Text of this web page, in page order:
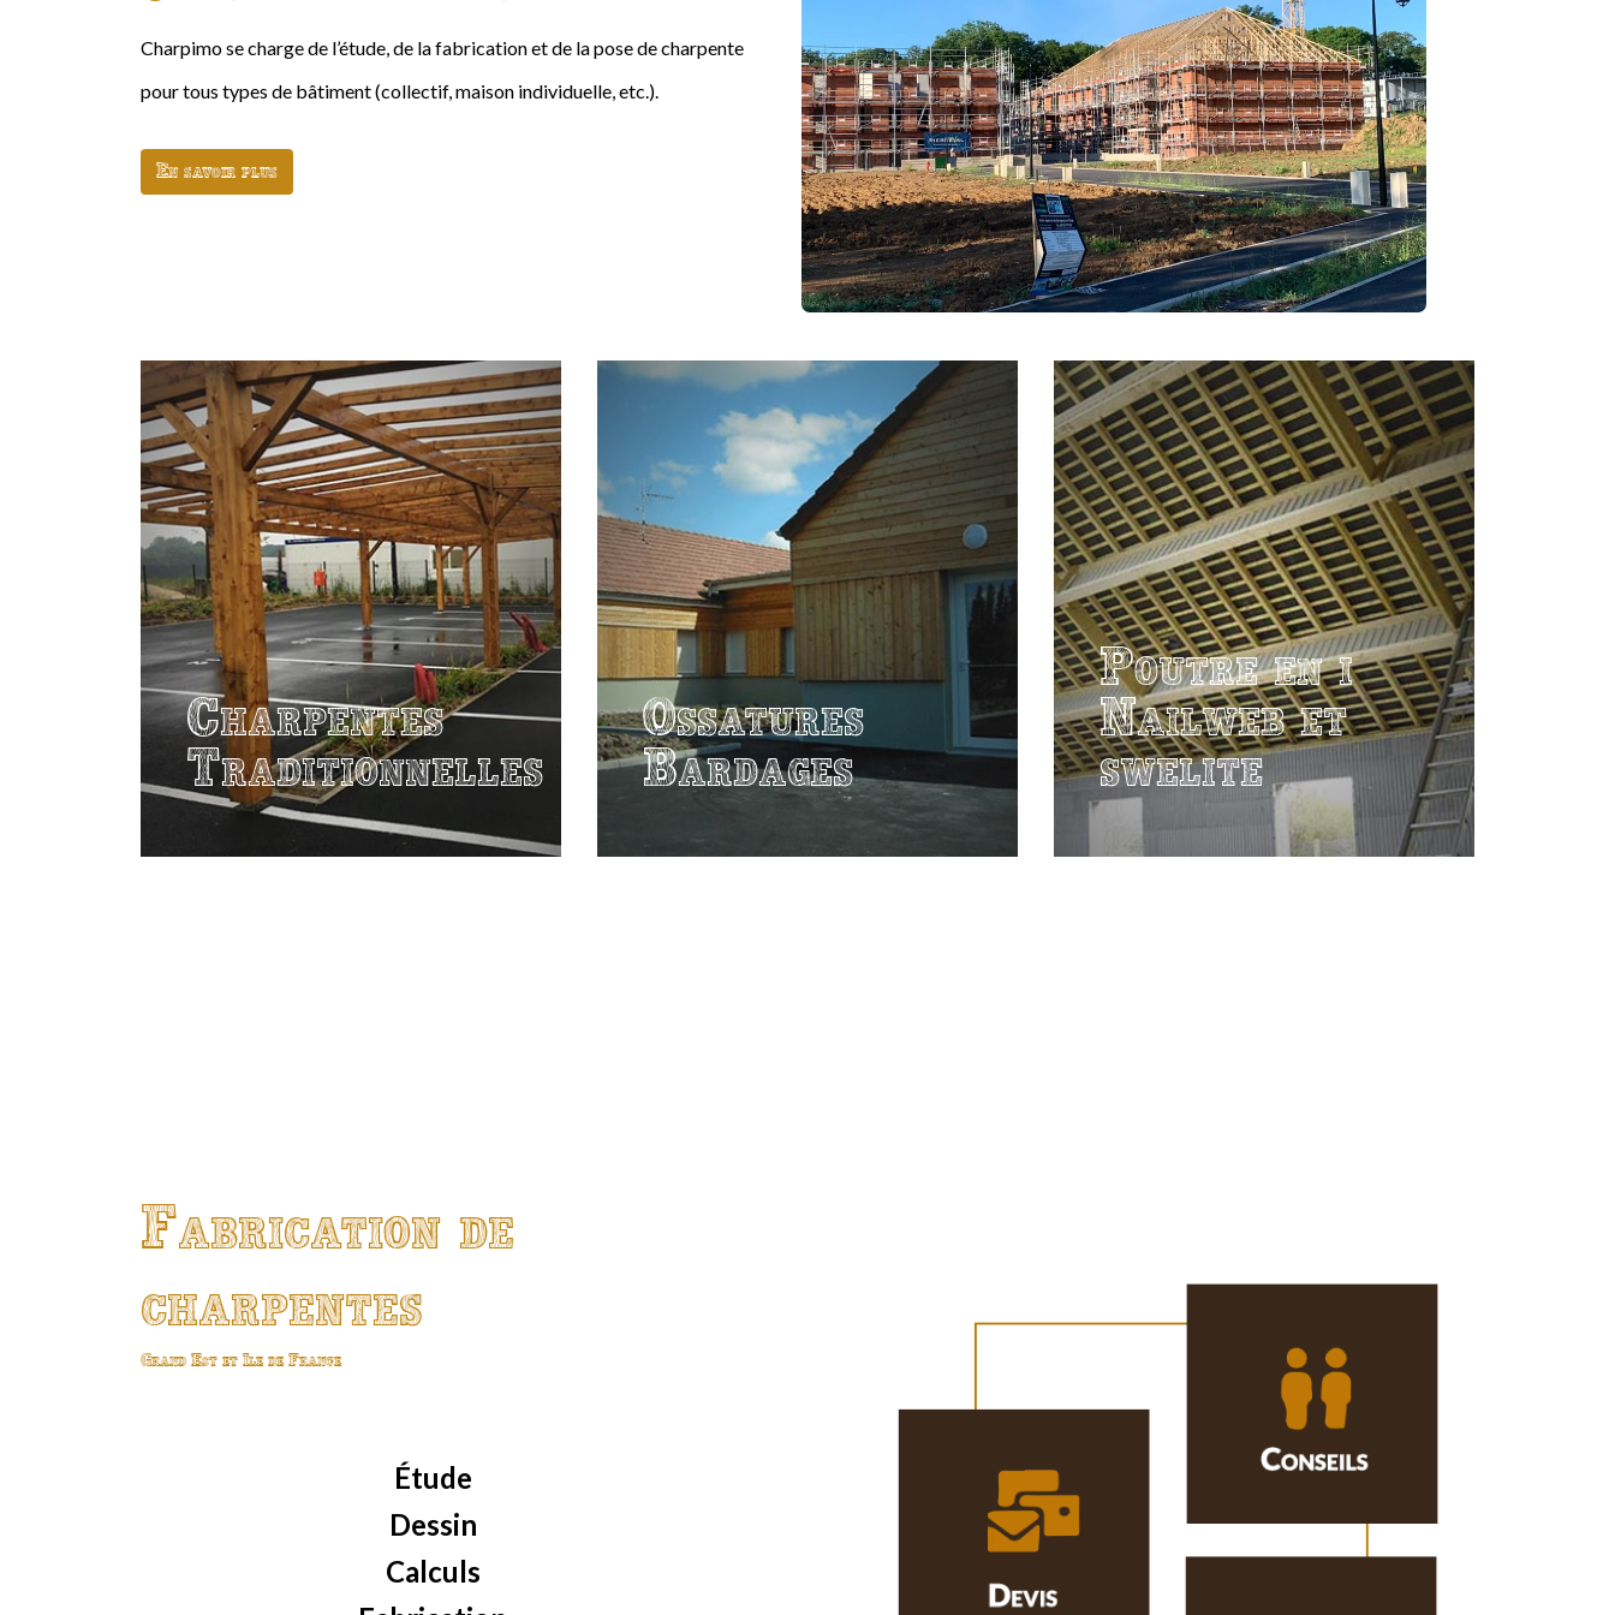
Charpimo se charge de l’étude, de la fabrication et de la pose de charpente
pour tous types de bâtiment (collectif, maison individuelle, etc.).
En savoir plus
Charpentes
Traditionnelles
Ossatures
Bardages
Poutre en i
Nailweb et
swelite
Fabrication de
charpentes
Grand Est et Ile de France
Étude
Dessin
Calculs